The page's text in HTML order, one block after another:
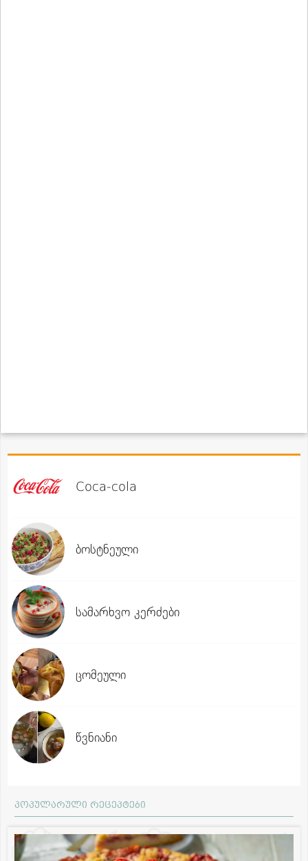
Coca-cola
ბოსტნეული
სამარხვო კერძები
ცომეული
წვნიანი
პოპულარული რეცეპტები